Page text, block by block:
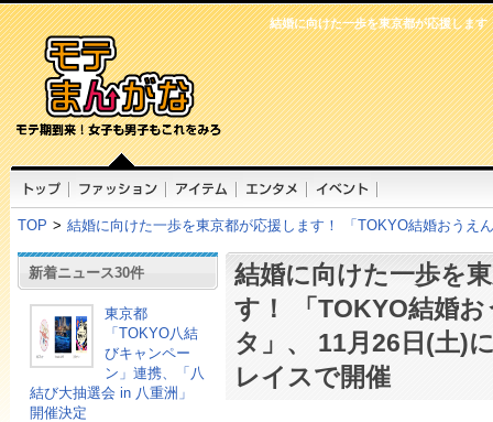
結婚に向けた一歩を東京都が応援しま
TOP > 結婚に向けた一歩を東京都が応援します！ 「TOKYO結婚おうえ
新着ニュース30件
東京都
「TOKYO八結
びキャンペー
ン」連携、「八
結び大抽選会 in 八重洲」
開催決定
結婚に向けた一歩を
す！ 「TOKYO結婚
タ」、 11月26日(土)
レイスで開催